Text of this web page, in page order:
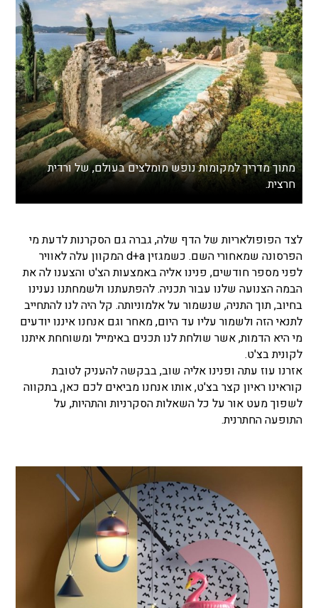
מתוך מדריך למקומות נופש מומלצים בעולם, של ורדית
חרצית.
לצד הפופולאריות של הדף שלה, גברה גם הסקרנות לדעת מי
הפרסונה שמאחורי השם. כשמגזין d+a המקוון עלה לאוויר
לפני מספר חודשים, פנינו אליה באמצעות הצ'ט והצענו לה את
הבמה הצנועה שלנו עבור תכניה. להפתעתנו ולשמחתנו נענינו
בחיוב, תוך התניה, שנשמור על אלמוניותה. קל היה לנו להתחייב
לתנאי הזה ולשמור עליו עד היום, מאחר וגם אנחנו איננו יודעים
מי היא הדמות, אשר שולחת לנו תכנים באימייל ומשוחחת איתנו
לקונית בצ'ט.
אזרנו עוז עתה ופנינו אליה שוב, בבקשה להעניק לטובת
קוראינו ראיון קצר בצ'ט, אותו אנחנו מביאים לכם כאן, בתקווה
לשפוך מעט אור על כל השאלות הסקרניות והתהיות, על
התופעה החתרנית.